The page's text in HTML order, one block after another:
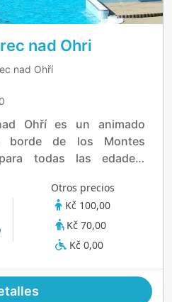
nad Ohri
nad Ohří
Ohří es un animado
borde de los Montes
todas las edades.
o compite en toboganes
de longitud. Los niños
zonas de chapoteo,
relajarse en jacuzzis
es un día completo de
Otros precios
Kč 100,00
Kč 70,00
Kč 0,00